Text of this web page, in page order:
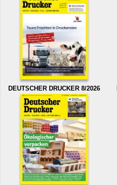
DEUTSCHER DRUCKER 8/2026